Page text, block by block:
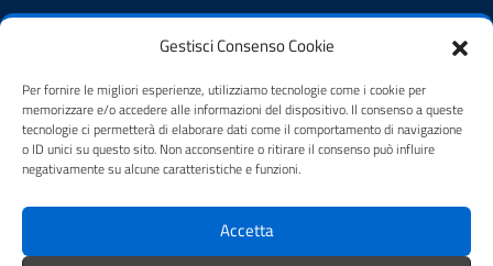
Gestisci Consenso Cookie
Per fornire le migliori esperienze, utilizziamo tecnologie come i cookie per
memorizzare e/o accedere alle informazioni del dispositivo. Il consenso a queste
tecnologie ci permetterà di elaborare dati come il comportamento di navigazione
o ID unici su questo sito. Non acconsentire o ritirare il consenso può influire
negativamente su alcune caratteristiche e funzioni.
Accetta
Amministrazione trasparente
Cookie Policy
Informativa privacy
Dichiarazione di accessibilità